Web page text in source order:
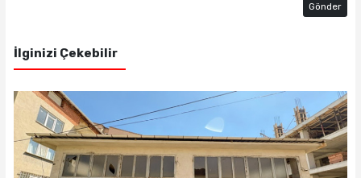
Gönder
İlginizi Çekebilir